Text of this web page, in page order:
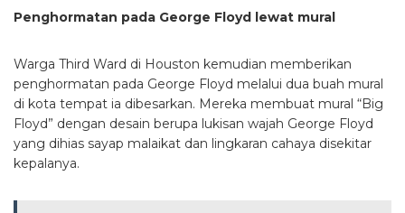
Penghormatan pada George Floyd lewat mural
Warga Third Ward di Houston kemudian memberikan
penghormatan pada George Floyd melalui dua buah mural
di kota tempat ia dibesarkan. Mereka membuat mural “Big
Floyd” dengan desain berupa lukisan wajah George Floyd
yang dihias sayap malaikat dan lingkaran cahaya disekitar
kepalanya.